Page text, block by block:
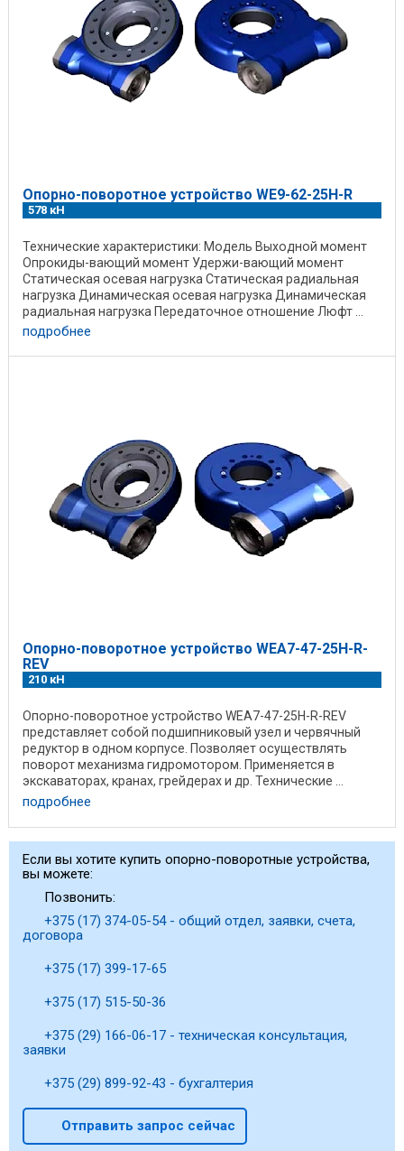
Опорно-поворотное устройство WE9-62-25H-R
578 кН
Технические характеристики: Модель Выходной момент
Опрокиды-вающий момент Удержи-вающий момент
Статическая осевая нагрузка Статическая радиальная
нагрузка Динамическая осевая нагрузка Динамическая
радиальная нагрузка Передаточное отношение Люфт ...
подробнее
Опорно-поворотное устройство WEA7-47-25H-R-
REV
210 кН
Опорно-поворотное устройство WEA7-47-25H-R-REV
представляет собой подшипниковый узел и червячный
редуктор в одном корпусе. Позволяет осуществлять
поворот механизма гидромотором. Применяется в
экскаваторах, кранах, грейдерах и др. Технические ...
подробнее
Если вы хотите купить опорно-поворотные устройства,
вы можете:
Позвонить:
+375 (17) 374-05-54 - общий отдел, заявки, счета,
договора
+375 (17) 399-17-65
+375 (17) 515-50-36
+375 (29) 166-06-17 - техническая консультация,
заявки
+375 (29) 899-92-43 - бухгалтерия
Отправить запрос сейчас